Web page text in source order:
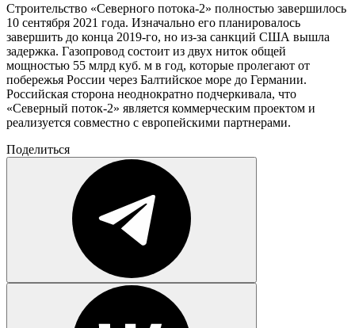
Строительство «Северного потока-2» полностью завершилось
10 сентября 2021 года. Изначально его планировалось
завершить до конца 2019-го, но из-за санкций США вышла
задержка. Газопровод состоит из двух ниток общей
мощностью 55 млрд куб. м в год, которые пролегают от
побережья России через Балтийское море до Германии.
Российская сторона неоднократно подчеркивала, что
«Северный поток-2» является коммерческим проектом и
реализуется совместно с европейскими партнерами.
Поделиться